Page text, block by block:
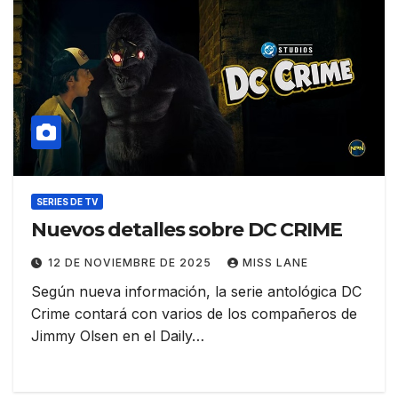
SERIES DE TV
Nuevos detalles sobre DC CRIME
12 DE NOVIEMBRE DE 2025 MISS LANE
Según nueva información, la serie antológica DC
Crime contará con varios de los compañeros de
Jimmy Olsen en el Daily…